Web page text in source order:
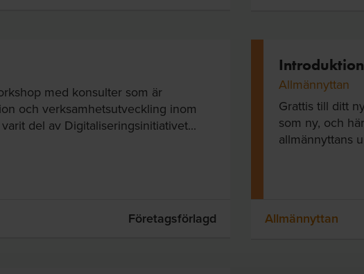
med konsulter som är
och verksamhetsutveckling inom
del av Digitaliseringsinitiativet...
Företagsförlagd
Allmännyttan
Grattis till ditt
som ny, och
allmännyttans
Allmännyttan